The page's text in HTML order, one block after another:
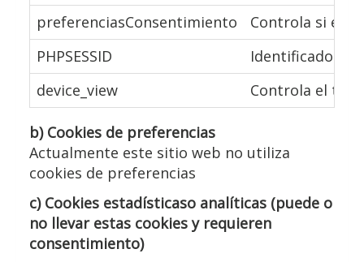
preferenciasConsentimiento
Controla si el
PHPSESSID
Identificador
device_view
Controla el
b) Cookies de preferencias
Actualmente este sitio web no utiliza
cookies de preferencias
c) Cookies estadísticaso analíticas (puede o
no llevar estas cookies y requieren
consentimiento)